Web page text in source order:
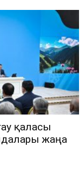
қаласы
жаңа